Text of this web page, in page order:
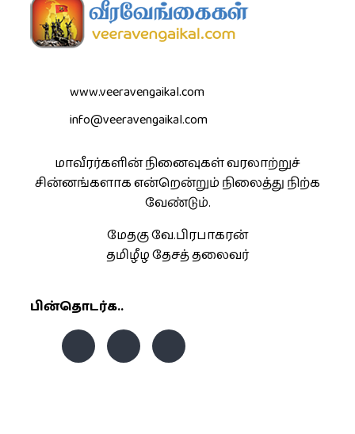
www.veeravengaikal.com
info@veeravengaikal.com
மாவீரர்களின் நினைவுகள் வரலாற்றுச்
சின்னங்களாக என்றென்றும் நிலைத்து நிற்க
வேண்டும்.
மேதகு வே.பிரபாகரன்
தமிழீழ தேசத் தலைவர்
பின்தொடர்க..